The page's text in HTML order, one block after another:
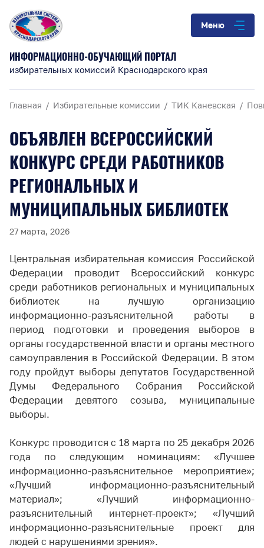
Меню
ИНФОРМАЦИОННО-ОБУЧАЮЩИЙ ПОРТАЛ
избирательных комиссий Краснодарского края
Главная Избирательные комиссии ТИК Каневская
ОБЪЯВЛЕН ВСЕРОССИЙСКИЙ
КОНКУРС СРЕДИ РАБОТНИКОВ
РЕГИОНАЛЬНЫХ И
МУНИЦИПАЛЬНЫХ БИБЛИОТЕК
27 марта, 2026
Центральная избирательная комиссия Российской
Федерации проводит Всероссийский конкурс
среди работников региональных и муниципальных
библиотек на лучшую организацию
информационно-разъяснительной работы в
период подготовки и проведения выборов в
органы государственной власти и органы местного
самоуправления в Российской Федерации. В этом
году пройдут выборы депутатов Государственной
Думы Федерального Собрания Российской
Федерации девятого созыва, муниципальные
выборы.
Конкурс проводится с 18 марта по 25 декабря 2026
года по следующим номинациям: «Лучшее
информационно-разъяснительное мероприятие»;
«Лучший информационно-разъяснительный
материал»; «Лучший информационно-
разъяснительный интернет-проект»; «Лучший
информационно-разъяснительные проект для
людей с нарушениями зрения».